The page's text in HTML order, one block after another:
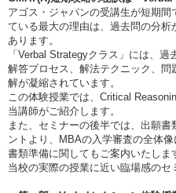
アゴス・ジャパンの受講生が短期間
ている最大の理由は、過去問の分
あります。
「Verbal Strategyクラス」には、
解答プロセス、解法テクニック、
解が凝縮されています。
この体験授業では、Critical
当講師がご紹介します。
また、セミナーの後半では、出願
ントより、MBAの入学審査の全体
書類準備に関してもご案内いたしま
当校の実際の授業に近い臨場感のセ